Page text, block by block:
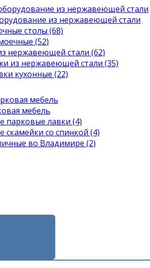
из нержавеющей стали
столы (68)
(52)
нержавеющей стали (62)
из нержавеющей стали (35)
кухонные (22)
мебель
парковые лавки (4)
скамейки со спинкой (4)
во Владимире (2)